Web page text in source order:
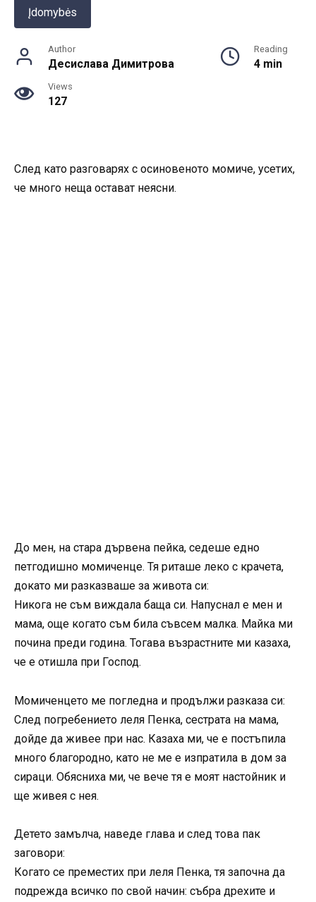
Įdomybės
Author
Десислава Димитрова
Reading
4 min
Views
127
След като разговарях с осиновеното момиче, усетих,
че много неща остават неясни.
До мен, на стара дървена пейка, седеше едно
петгодишно момиченце. Тя риташе леко с крачета,
докато ми разказваше за живота си:
Никога не съм виждала баща си. Напуснал е мен и
мама, още когато съм била съвсем малка. Майка ми
почина преди година. Тогава възрастните ми казаха,
че е отишла при Господ.
Момиченцето ме погледна и продължи разказа си:
След погребението леля Пенка, сестрата на мама,
дойде да живее при нас. Казаха ми, че е постъпила
много благородно, като не ме е изпратила в дом за
сираци. Обясниха ми, че вече тя е моят настойник и
ще живея с нея.
Детето замълча, наведе глава и след това пак
заговори:
Когато се преместих при леля Пенка, тя започна да
подрежда всичко по свой начин: събра дрехите и